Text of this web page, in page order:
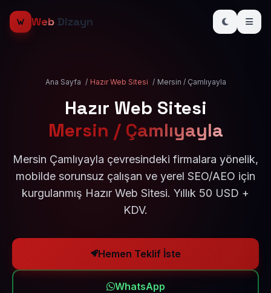
Web Dizayn
Ana Sayfa / Hazır Web Sitesi / Mersin / Çamlıyayla
Hazır Web Sitesi
Mersin / Çamlıyayla
Mersin Çamlıyayla çevresindeki firmalara yönelik,
mobilde sorunsuz çalışan ve yerel SEO/AEO için
kurgulanmış Hazır Web Sitesi. Yıllık 50 USD +
KDV.
Hemen Teklif İste
WhatsApp